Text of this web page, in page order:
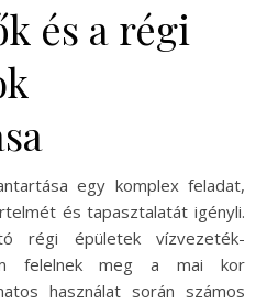
és a régi
egy komplex feladat,
és tapasztalatát igényli.
régi épületek vízvezeték-
felelnek meg a mai kor
használat során számos